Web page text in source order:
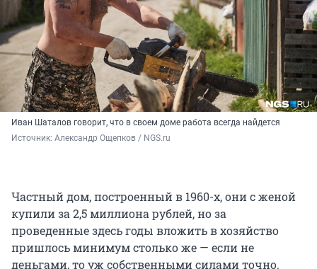
Иван Шаталов говорит, что в своем доме работа всегда найдется
Источник: Александр Ощепков / NGS.ru
Частный дом, построенный в 1960-х, они с женой
купили за 2,5 миллиона рублей, но за
проведенные здесь годы вложить в хозяйство
пришлось минимум столько же — если не
деньгами, то уж собственными силами точно.